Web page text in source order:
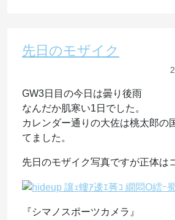
先日のモザイク
GW3日目の今日は曇り後雨
なんだか肌寒い1日でした。
カレンダー通りの大佐は桃太郎の
てました。
先日のモザイク写真ですが正体は
『シマノスポーツカメラ』